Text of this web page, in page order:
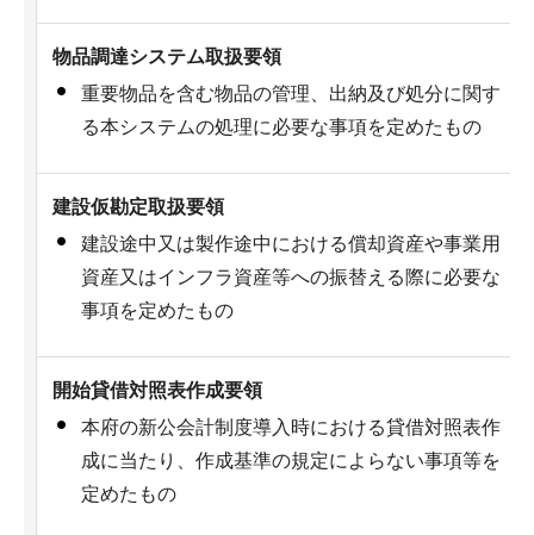
物品調達システム取扱要領
重要物品を含む物品の管理、出納及び処分に関す
る本システムの処理に必要な事項を定めたもの
建設仮勘定取扱要領
建設途中又は製作途中における償却資産や事業用
資産又はインフラ資産等への振替える際に必要な
事項を定めたもの
開始貸借対照表作成要領
本府の新公会計制度導入時における貸借対照表作
成に当たり、作成基準の規定によらない事項等を
定めたもの